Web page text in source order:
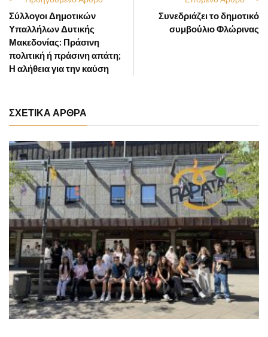
Συνεδριάζει το δημοτικό
συμβούλιο Φλώρινας
Σύλλογοι Δημοτικών
Υπαλλήλων Δυτικής
Μακεδονίας: Πράσινη
πολιτική ή πράσινη απάτη;
Η αλήθεια για την καύση
ΣΧΕΤΙΚΑ ΑΡΘΡΑ